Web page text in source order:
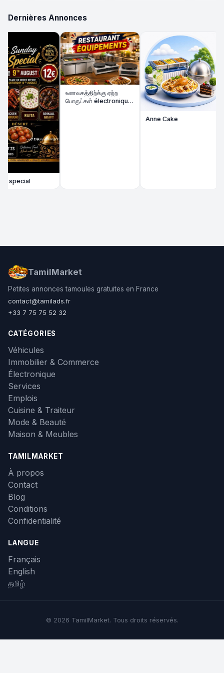
Dernières Annonces
உணவகத்திற்க்கு ஏற்ற
பொருட்கள் électronique
விற்பனைக்கு
Anne Cake
TamilMarket
Petites annonces tamoules gratuites en France
contact@tamilads.fr
+33 7 75 75 52 32
CATÉGORIES
Véhicules
Immobilier & Commerce
Électronique
Services
Emplois
Cuisine & Traiteur
Mode & Beauté
Maison & Meubles
TAMILMARKET
À propos
Contact
Blog
Conditions
Confidentialité
LANGUE
Français
English
தமிழ்
© 2026 TamilMarket. Tous droits réservés.